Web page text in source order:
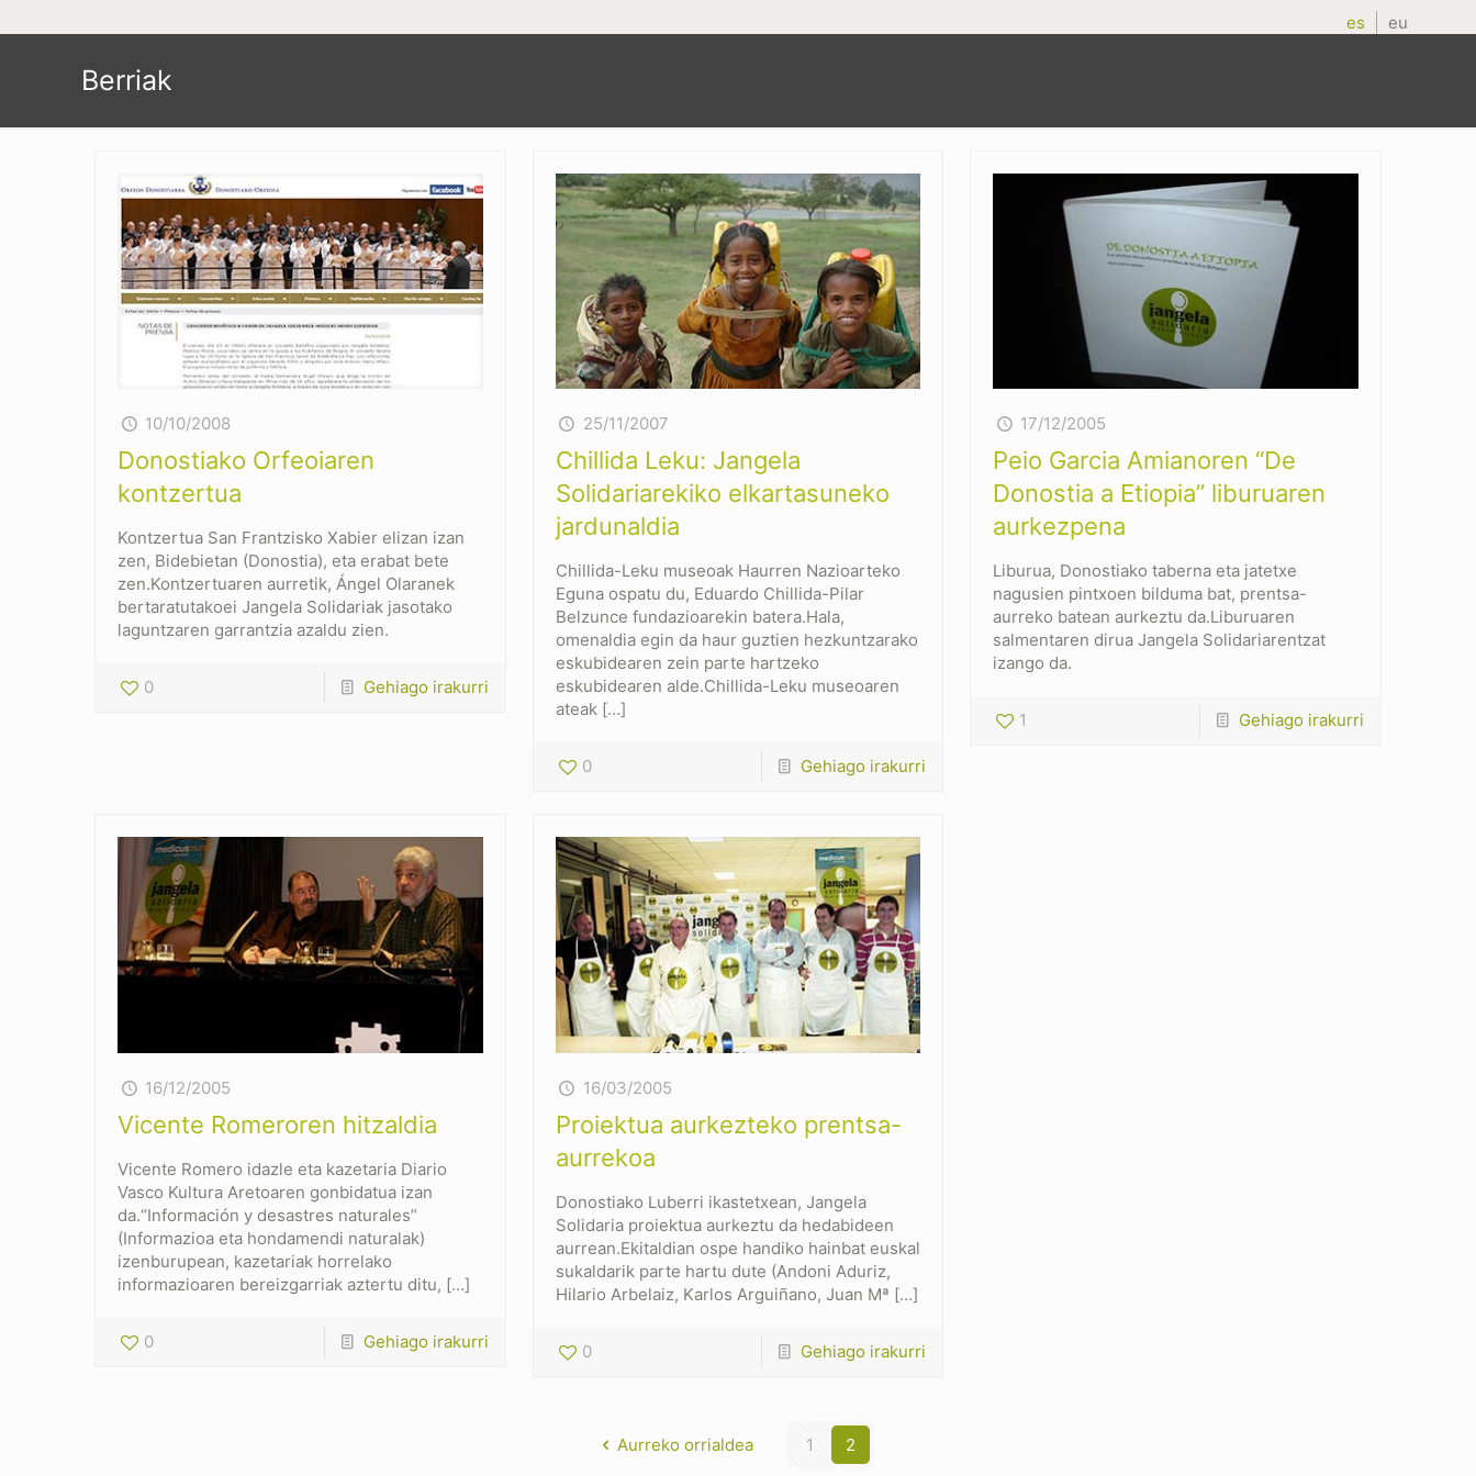
es eu
Berriak
10/10/2008
Donostiako Orfeoiaren
kontzertua
Kontzertua San Frantzisko Xabier elizan izan
zen, Bidebietan (Donostia), eta erabat bete
zen.Kontzertuaren aurretik, Ángel Olaranek
bertaratutakoei Jangela Solidariak jasotako
laguntzaren garrantzia azaldu zien.
0 Gehiago irakurri
25/11/2007
Chillida Leku: Jangela
Solidariarekiko elkartasuneko
jardunaldia
Chillida-Leku museoak Haurren Nazioarteko
Eguna ospatu du, Eduardo Chillida-Pilar
Belzunce fundazioarekin batera.Hala,
omenaldia egin da haur guztien hezkuntzarako
eskubidearen zein parte hartzeko
eskubidearen alde.Chillida-Leku museoaren
ateak[…]
0 Gehiago irakurri
17/12/2005
Peio Garcia Amianoren “De
Donostia a Etiopia” liburuaren
aurkezpena
Liburua, Donostiako taberna eta jatetxe
nagusien pintxoen bilduma bat, prentsa-
aurreko batean aurkeztu da.Liburuaren
salmentaren dirua Jangela Solidariarentzat
izango da.
1 Gehiago irakurri
16/12/2005
Vicente Romeroren hitzaldia
Vicente Romero idazle eta kazetaria Diario
Vasco Kultura Aretoaren gonbidatua izan
da.“Información y desastres naturales”
(Informazioa eta hondamendi naturalak)
izenburupean, kazetariak horrelako
informazioaren bereizgarriak aztertu ditu, […]
0 Gehiago irakurri
16/03/2005
Proiektua aurkezteko prentsa-
aurrekoa
Donostiako Luberri ikastetxean, Jangela
Solidaria proiektua aurkeztu da hedabideen
aurrean.Ekitaldian ospe handiko hainbat euskal
sukaldarik parte hartu dute (Andoni Aduriz,
Hilario Arbelaiz, Karlos Arguiñano, Juan Mª […]
0 Gehiago irakurri
Aurreko orrialdea 1 2